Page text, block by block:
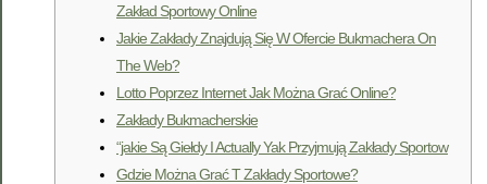
Zakład Sportowy Online
Jakie Zakłady Znajdują Się W Ofercie Bukmachera On
The Web?
Lotto Poprzez Internet Jak Można Grać Online?
Zakłady Bukmacherskie
“jakie Są Giełdy I Actually Yak Przyjmują Zakłady Sportow
Gdzie Można Grać T Zakłady Sportowe?